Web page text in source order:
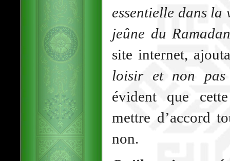
essentielle dans
jeûne du
site internet,
loisir et non pas
évident que
mettre d’accord
non.